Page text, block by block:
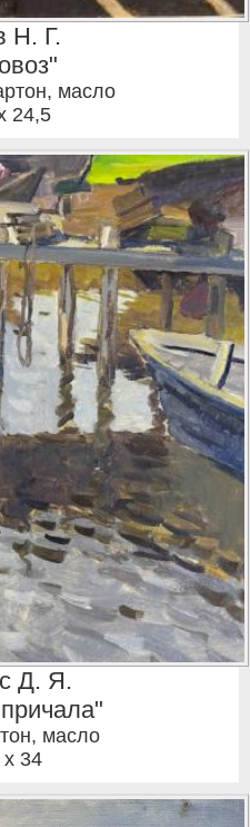
Н. Г.
масло
24,5
Д. Я.
масло
x 34